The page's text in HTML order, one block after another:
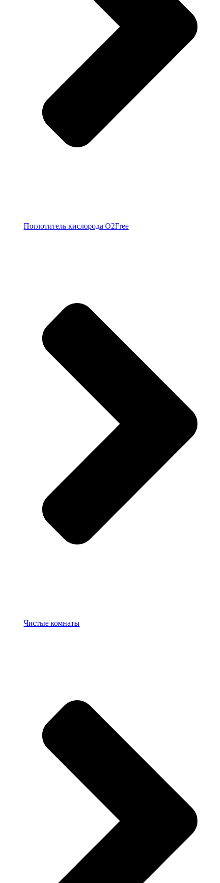
Поглотитель кислорода O2Free
Чистые комнаты